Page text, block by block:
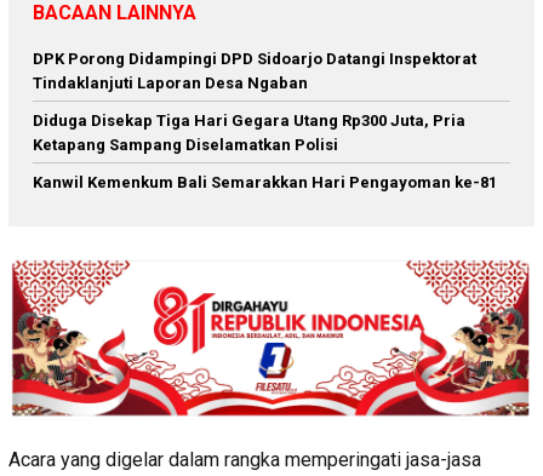
BACAAN LAINNYA
DPK Porong Didampingi DPD Sidoarjo Datangi Inspektorat
Tindaklanjuti Laporan Desa Ngaban
Diduga Disekap Tiga Hari Gegara Utang Rp300 Juta, Pria
Ketapang Sampang Diselamatkan Polisi
Kanwil Kemenkum Bali Semarakkan Hari Pengayoman ke-81
Acara yang digelar dalam rangka memperingati jasa-jasa